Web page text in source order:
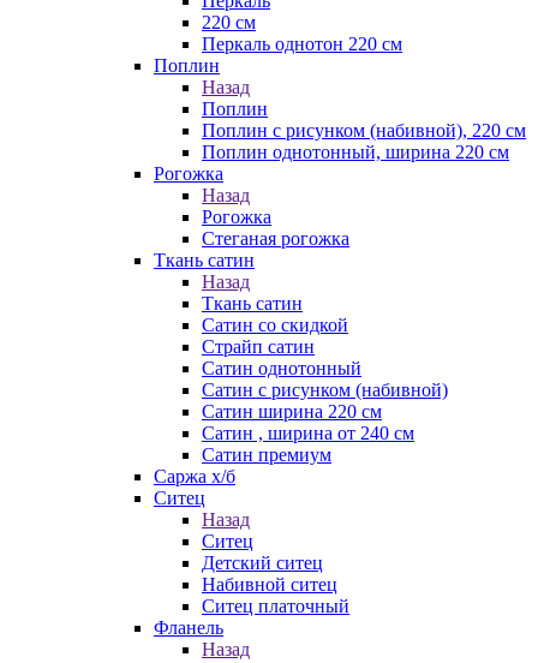
220 см
Перкаль однотон 220 см
Поплин
Назад
Поплин
Поплин с рисунком (набивной), 220 см
Поплин однотонный, ширина 220 см
Рогожка
Назад
Рогожка
Стеганая рогожка
Ткань сатин
Назад
Ткань сатин
Сатин со скидкой
Страйп сатин
Сатин однотонный
Сатин с рисунком (набивной)
Сатин ширина 220 см
Сатин , ширина от 240 см
Сатин премиум
Саржа х/б
Ситец
Назад
Ситец
Детский ситец
Набивной ситец
Ситец платочный
Фланель
Назад